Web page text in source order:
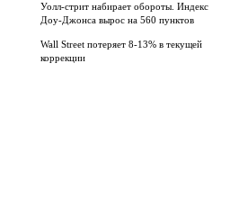
Уолл-стрит набирает обороты. Индекс
Доу-Джонса вырос на 560 пунктов
Wall Street потеряет 8-13% в текущей
коррекции